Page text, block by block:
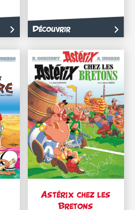
Découvrir
Astérix chez les
Bretons